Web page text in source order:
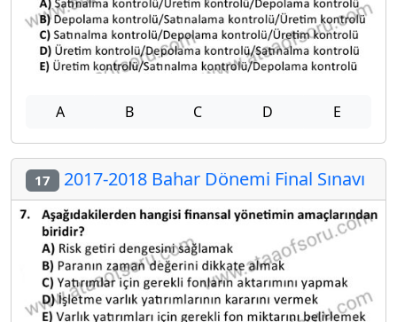
A B C D E
17 2017-2018 Bahar Dönemi Final Sınavı